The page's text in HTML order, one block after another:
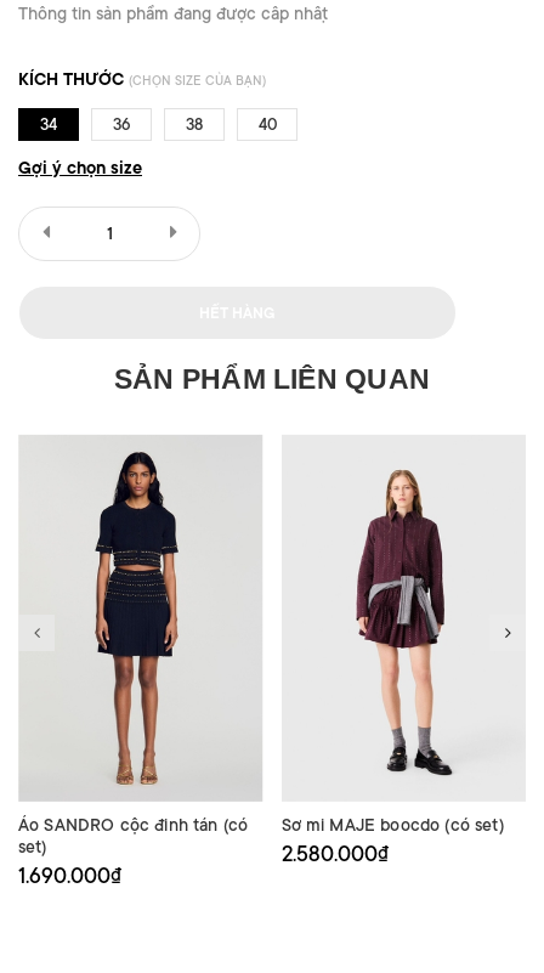
Thông tin sản phẩm đang được cập nhật
KÍCH THƯỚC (CHỌN SIZE CỦA BẠN)
34 36 38 40
Gợi ý chọn size
SẢN PHẨM LIÊN QUAN
Áo SANDRO cộc đinh tán (có
set)
1.690.000₫
Sơ mi MAJE boocdo (có set)
2.580.000₫